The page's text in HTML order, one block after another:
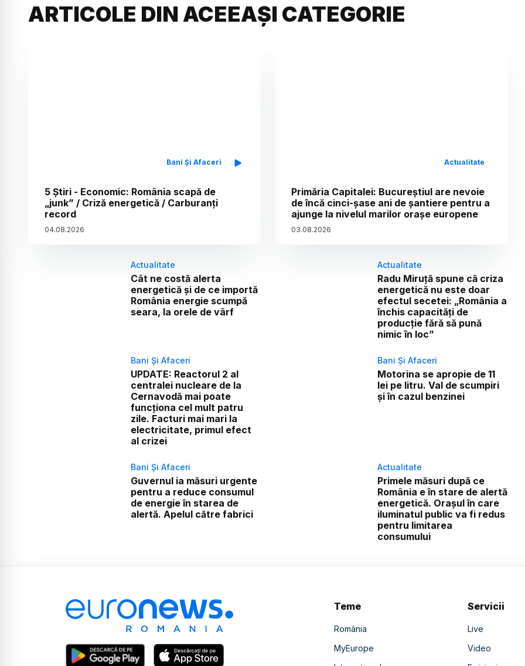
ARTICOLE DIN ACEEAȘI CATEGORIE
Bani Și Afaceri
5 Știri - Economic: România scapă de
„junk” / Criză energetică / Carburanți
record
04.08.2026
Actualitate
Primăria Capitalei: Bucureștiul are nevoie
de încă cinci-șase ani de șantiere pentru a
ajunge la nivelul marilor orașe europene
03.08.2026
Actualitate
Cât ne costă alerta
energetică și de ce importă
România energie scumpă
seara, la orele de vârf
Actualitate
Radu Miruță spune că criza
energetică nu este doar
efectul secetei: „România a
închis capacități de
producție fără să pună
nimic în loc”
Bani Și Afaceri
UPDATE: Reactorul 2 al
centralei nucleare de la
Cernavodă mai poate
funcționa cel mult patru
zile. Facturi mai mari la
electricitate, primul efect
al crizei
Bani Și Afaceri
Motorina se apropie de 11
lei pe litru. Val de scumpiri
și în cazul benzinei
Bani Și Afaceri
Guvernul ia măsuri urgente
pentru a reduce consumul
de energie în starea de
alertă. Apelul către fabrici
Actualitate
Primele măsuri după ce
România e în stare de alertă
energetică. Orașul în care
iluminatul public va fi redus
pentru limitarea
consumului
Teme
România
MyEurope
Servicii
Live
Video